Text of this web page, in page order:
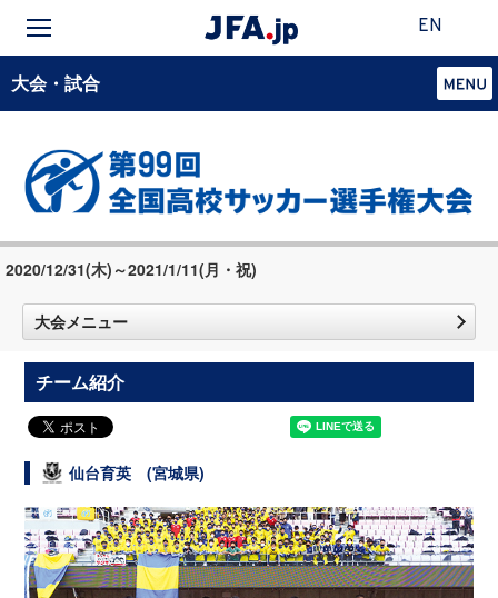
EN
大会・試合
2020/12/31(木)～2021/1/11(月・祝)
大会メニュー
チーム紹介
仙台育英 (宮城県)